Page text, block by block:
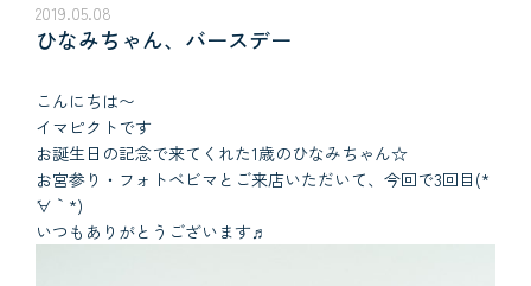
2019.05.08
ひなみちゃん、バースデー
こんにちは〜
イマピクトです
お誕生日の記念で来てくれた1歳のひなみちゃん☆
お宮参り・フォトベビマとご来店いただいて、今回で3回目(*
´∀｀*)
いつもありがとうございます♬